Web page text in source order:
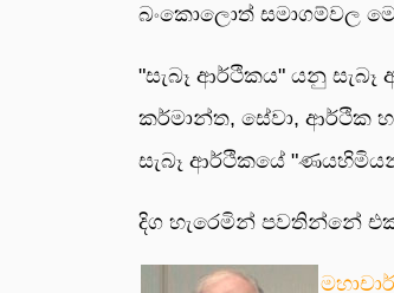
බංකොලොත් සමාගම්වල
"සැබෑ ආර්ථිකය" යනු
කර්මාන්ත, සේවා, ආර්ථික
සැබෑ ආර්ථිකයේ
දිග හැරෙමින් පවතින්නේ